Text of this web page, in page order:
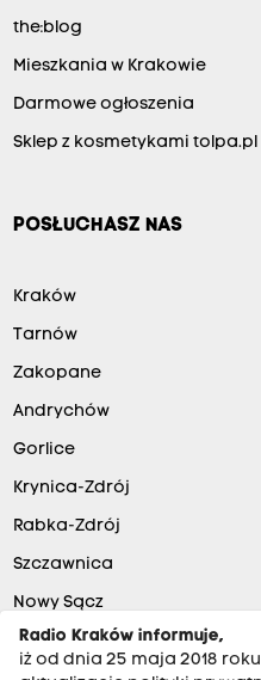
the:blog
Mieszkania w Krakowie
Darmowe ogłoszenia
Sklep z kosmetykami tolpa.pl
POSŁUCHASZ NAS
Kraków
Tarnów
Zakopane
Andrychów
Gorlice
Krynica-Zdrój
Rabka-Zdrój
Szczawnica
Nowy Sącz
Radio Kraków informuje,
iż od dnia 25 maja 2018